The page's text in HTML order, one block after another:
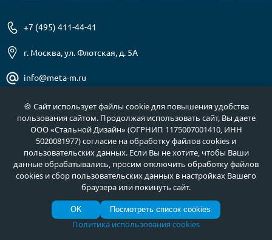
+7 (495) 411-44-41
г. Москва, ул. Флотская, д. 5А
info@meta-m.ru
Найти:
О нас
Отзывы
Услуги
Как купить
Документы
Фото продукции
🍪 Сайт использует файлы cookie для повышения удобства
пользования сайтом. Продолжая использовать сайт, Вы даете
ООО «Стальной Дизайн» (ОГРНИП 1175007001410, ИНН
5020081977) согласие на обработку файлов cookies и
пользовательских данных. Если Вы не хотите, чтобы Ваши
данные обрабатывались, просим отключить обработку файлов
cookies и сбор пользовательских данных в настройках Вашего
браузера или покинуть сайт.
OK Посмотреть список cookies
Политика использования cookies